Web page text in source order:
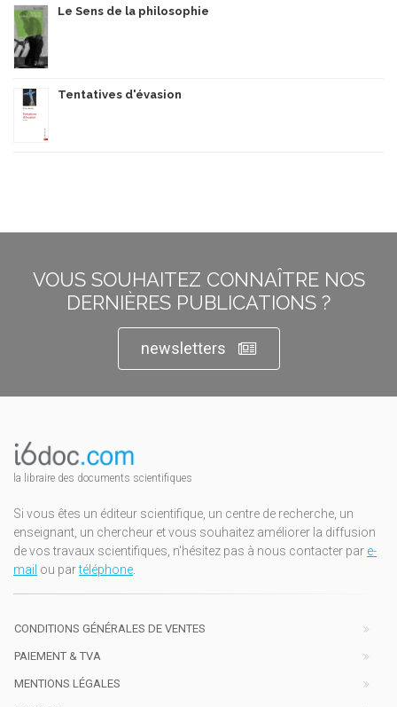
Le Sens de la philosophie
Tentatives d'évasion
VOUS SOUHAITEZ CONNAÎTRE NOS
DERNIÈRES PUBLICATIONS ?
newsletters
la libraire des documents scientifiques
Si vous êtes un éditeur scientifique, un centre de recherche, un
enseignant, un chercheur et vous souhaitez améliorer la diffusion
de vos travaux scientifiques, n'hésitez pas à nous contacter par e-
mail ou partéléphone
CONDITIONS GÉNÉRALES DE VENTES
PAIEMENT & TVA
MENTIONS LÉGALES